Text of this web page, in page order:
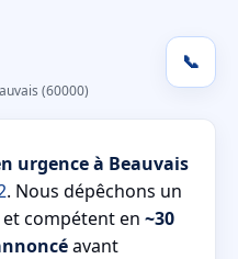
(60000)
📞
urgence à Beauvais
. Nous dépêchons un
compétent en ~30
avant